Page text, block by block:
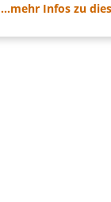
...mehr Infos zu